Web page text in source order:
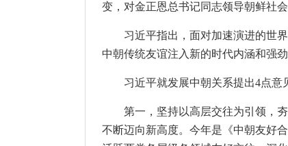
变，对金正恩总书记同志领导朝鲜社
习近平指出，面对加速演进的世
中朝传统友谊注入新的时代内涵和强
习近平就发展中朝关系提出4点意
第一，坚持以高层交往为引领，
不断迈向新高度。今年是《中朝友好